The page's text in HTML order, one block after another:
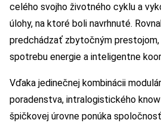
celého svojho životného cyklu a
úlohy, na ktoré boli navrhnuté.
predchádzať zbytočným
spotrebu energie a inteligentne
Vďaka jedinečnej kombinácii
poradenstva, intralogistického
špičkovej úrovne ponúka